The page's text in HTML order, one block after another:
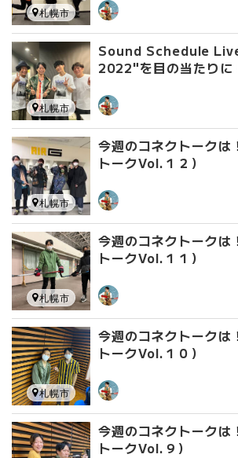
札幌市
Sound Schedule
2022"を目の当たりに
札幌市
今週のコネクトーク
トークVol.１２）
札幌市
今週のコネクトーク
トークVol.１１）
札幌市
今週のコネクトーク
トークVol.１０）
札幌市
今週のコネクトーク
トークVol.９）